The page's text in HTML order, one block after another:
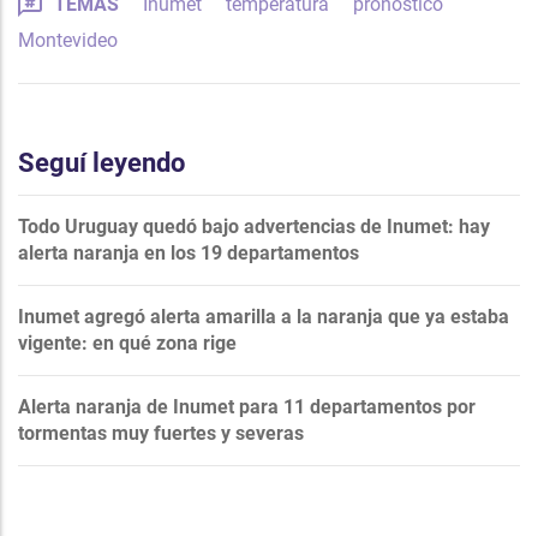
Montevideo
Seguí leyendo
Todo Uruguay quedó bajo advertencias de Inumet: hay
alerta naranja en los 19 departamentos
Inumet agregó alerta amarilla a la naranja que ya estaba
vigente: en qué zona rige
Alerta naranja de Inumet para 11 departamentos por
tormentas muy fuertes y severas